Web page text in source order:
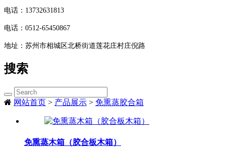
电话： 13732631813
电话： 0512-65450867
地址： 苏州市相城区北桥街道莲花庄村庄倪路
搜索
网站首页 > 产品展示 > 免熏蒸胶合箱
免熏蒸木箱（胶合板木箱）